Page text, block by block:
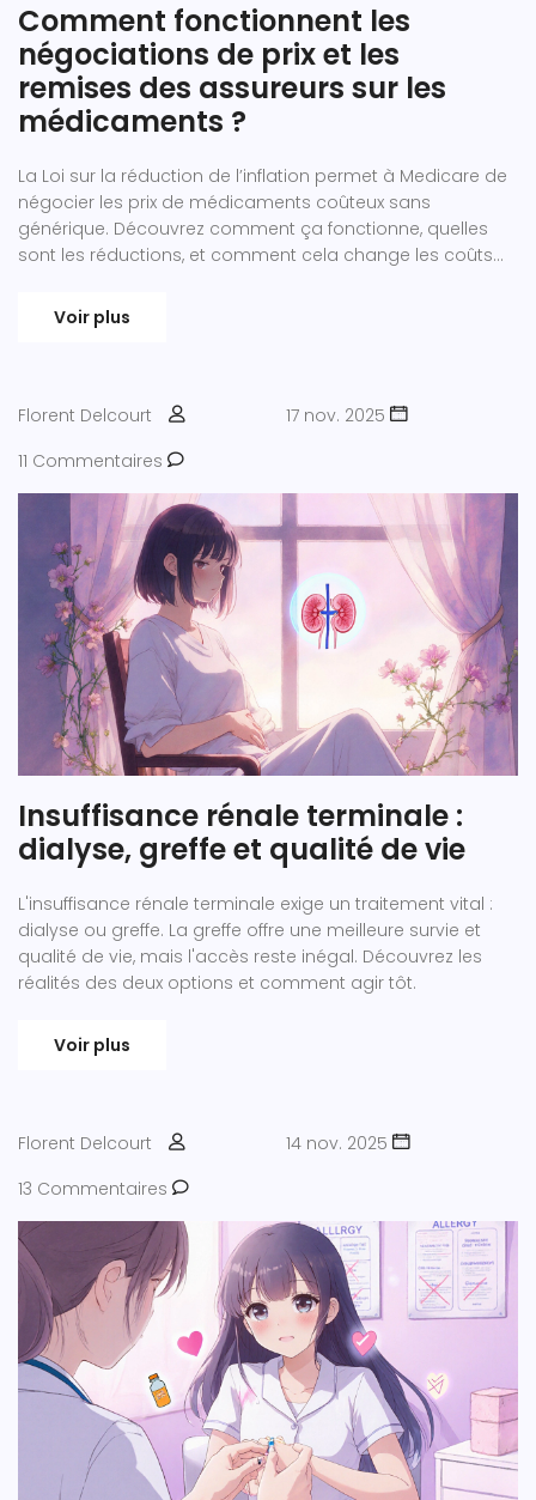
Comment fonctionnent les
négociations de prix et les
remises des assureurs sur les
médicaments ?
La Loi sur la réduction de l’inflation permet à Medicare de
négocier les prix de médicaments coûteux sans
générique. Découvrez comment ça fonctionne, quelles
sont les réductions, et comment cela change les coûts
Voir plus
Florent Delcourt
17 nov. 2025
11 Commentaires
Insuffisance rénale terminale :
dialyse, greffe et qualité de vie
L'insuffisance rénale terminale exige un traitement vital :
dialyse ou greffe. La greffe offre une meilleure survie et
qualité de vie, mais l'accès reste inégal. Découvrez les
réalités des deux options et comment agir tôt.
Voir plus
Florent Delcourt
14 nov. 2025
13 Commentaires